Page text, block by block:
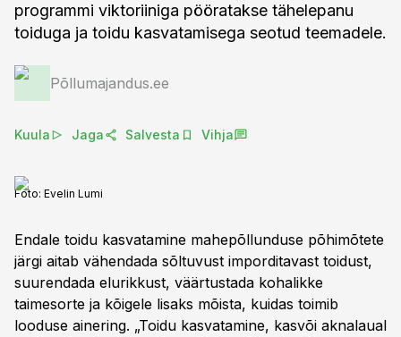
programmi viktoriiniga pööratakse tähelepanu
toiduga ja toidu kasvatamisega seotud teemadele.
Põllumajandus.ee
Kuula Jaga Salvesta Vihja
Foto: Evelin Lumi
Endale toidu kasvatamine mahepõllunduse põhimõtete
järgi aitab vähendada sõltuvust imporditavast toidust,
suurendada elurikkust, väärtustada kohalikke
taimesorte ja kõigele lisaks mõista, kuidas toimib
looduse ainering. „Toidu kasvatamine, kasvõi aknalaual